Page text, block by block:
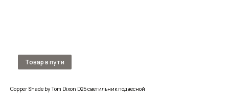
Copper Shade by Tom Dixon D25 светильник подвесной